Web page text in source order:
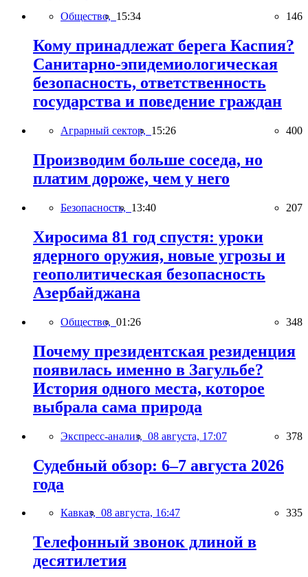
Общество, 15:34 146
Кому принадлежат берега Каспия?
Санитарно-эпидемиологическая
безопасность, ответственность
государства и поведение граждан
Аграрный сектор, 15:26 400
Производим больше соседа, но
платим дороже, чем у него
Безопасность, 13:40 207
Хиросима 81 год спустя: уроки
ядерного оружия, новые угрозы и
геополитическая безопасность
Азербайджана
Общество, 01:26 348
Почему президентская резиденция
появилась именно в Загульбе?
История одного места, которое
выбрала сама природа
Экспресс-анализ, 08 августа, 17:07 378
Судебный обзор: 6–7 августа 2026
года
Кавказ, 08 августа, 16:47 335
Телефонный звонок длиной в
десятилетия